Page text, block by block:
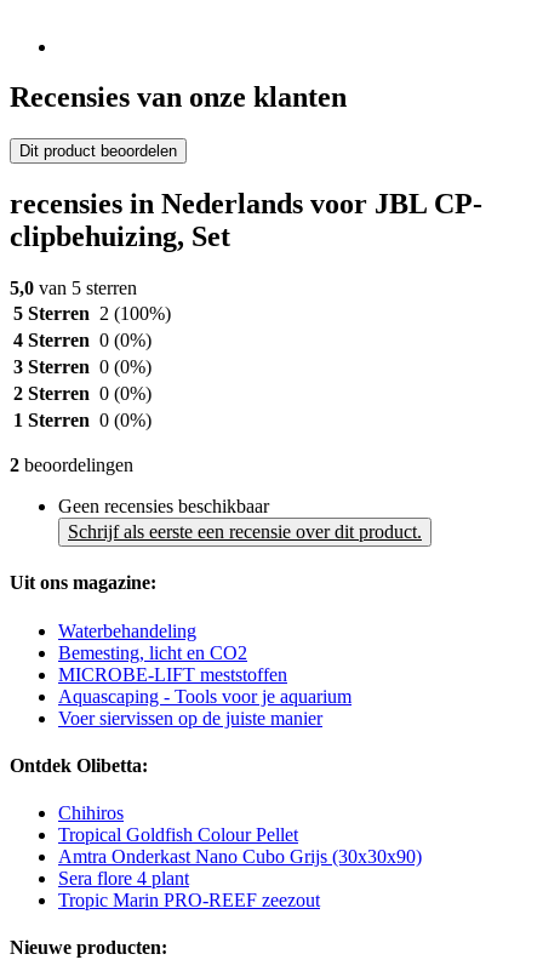
Recensies van onze klanten
Dit product beoordelen
recensies in Nederlands voor JBL CP-
clipbehuizing, Set
5,0 van 5 sterren
5 Sterren 2 (100%)
4 Sterren 0 (0%)
3 Sterren 0 (0%)
2 Sterren 0 (0%)
1 Sterren 0 (0%)
2 beoordelingen
Geen recensies beschikbaar
Schrijf als eerste een recensie over dit product.
Uit ons magazine:
Waterbehandeling
Bemesting, licht en CO2
MICROBE-LIFT meststoffen
Aquascaping - Tools voor je aquarium
Voer siervissen op de juiste manier
Ontdek Olibetta:
Chihiros
Tropical Goldfish Colour Pellet
Amtra Onderkast Nano Cubo Grijs (30x30x90)
Sera flore 4 plant
Tropic Marin PRO-REEF zeezout
Nieuwe producten: